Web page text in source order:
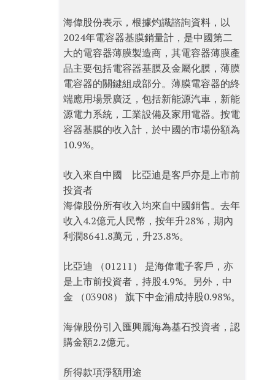
海偉股份表示，根據灼識諮詢資料，以
2024年電容器基膜銷量計，是中國第二
大的電容器薄膜製造商，其電容器薄膜產
品主要包括電容器基膜及金屬化膜，薄膜
電容器的關鍵組成部分。薄膜電容器的終
端應用場景廣泛，包括新能源汽車，新能
源電力系統，工業設備及家用電器。按電
容器基膜的收入計，於中國的市場份額為
10.9%。
收入來自中國 比亞迪是客戶亦是上市前
投資者
海偉股份所有收入均來自中國銷售。去年
收入4.2億元人民幣，按年升28%，期內
利潤8641.8萬元，升23.8%。
比亞迪 （01211） 是海偉電子客戶，亦
是上市前投資者，持股4.9%。另外，中
金 （03908） 旗下中金浦成持股0.98%。
海偉股份引入匯興麗海為基石投資者，認
購金額2.2億元。
所得款項淨額用途